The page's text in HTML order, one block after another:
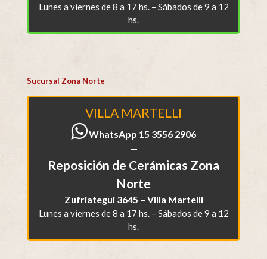
Lunes a viernes de 8 a 17 hs. – Sábados de 9 a 12
hs.
Sucursal Zona Norte
VILLA MARTELLI
WhatsApp 15 3556 2906
—
Reposición de Cerámicas Zona
Norte
Zufriategui 3645 – Villa Martelli
Lunes a viernes de 8 a 17 hs. – Sábados de 9 a 12
hs.